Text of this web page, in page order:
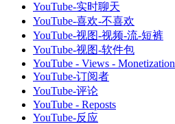
YouTube-实时聊天
YouTube-喜欢-不喜欢
YouTube-视图-视频-流-短裤
YouTube-视图-软件包
YouTube - Views - Monetization
YouTube-订阅者
YouTube-评论
YouTube - Reposts
YouTube-反应